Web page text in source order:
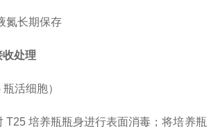
氮长期保存
处理
活细胞）
T25 培养瓶瓶身进行表面消毒；将培养瓶